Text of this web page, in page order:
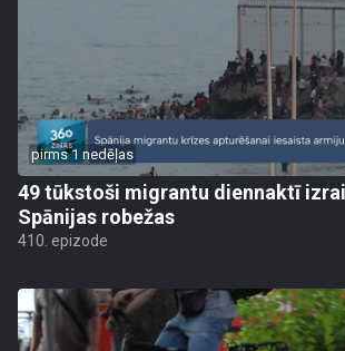
pirms 1 nedēļas
49 tūkstoši migrantu diennaktī
Spānijas robežas
410. epizode